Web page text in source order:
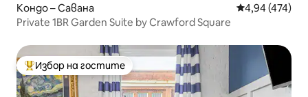
Кондо – Савана Средна
4,94 (474)
Private 1BR Garden Suite by Crawford Square
Най-популярен избор на гостите
Избор на гостите